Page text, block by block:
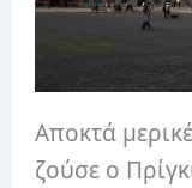
Αποκτά
ζούσε ο